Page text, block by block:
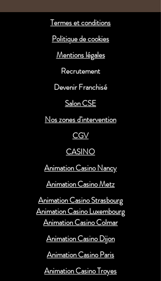
Termes et conditions
Politique de cookies
Mentions légales
Recrutement
Devenir Franchisé
Salon CSE
Nos zones d'intervention
CGV
CASINO
Animation Casino Nancy
Animation Casino Metz
Animation Casino Strasbourg
Animation Casino Luxembourg
Animation Casino Colmar
Animation Casino Dijon
Animation Casino Paris
Animation Casino Troyes